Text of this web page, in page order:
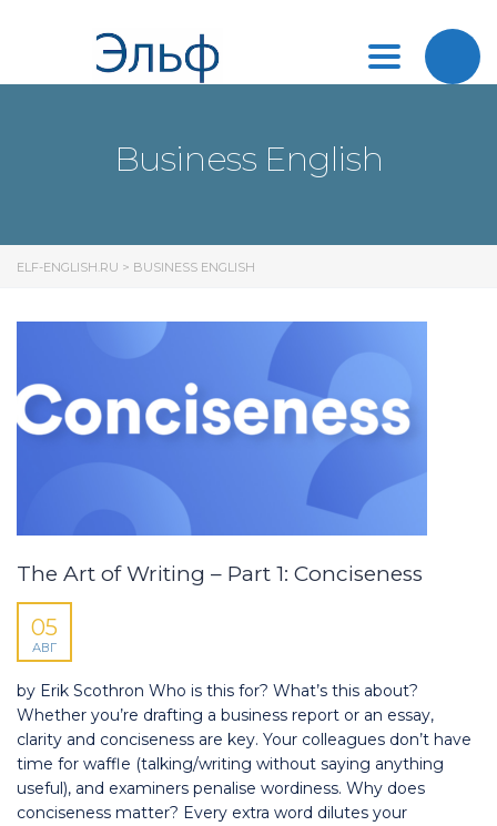
Toggle
Business English
ELF-ENGLISH.RU > BUSINESS ENGLISH
The Art of Writing – Part 1: Conciseness
05
АВГ
by Erik Scothron Who is this for? What’s this about?
Whether you’re drafting a business report or an essay,
clarity and conciseness are key. Your colleagues don’t have
time for waffle (talking/writing without saying anything
useful), and examiners penalise wordiness. Why does
conciseness matter? Every extra word dilutes your